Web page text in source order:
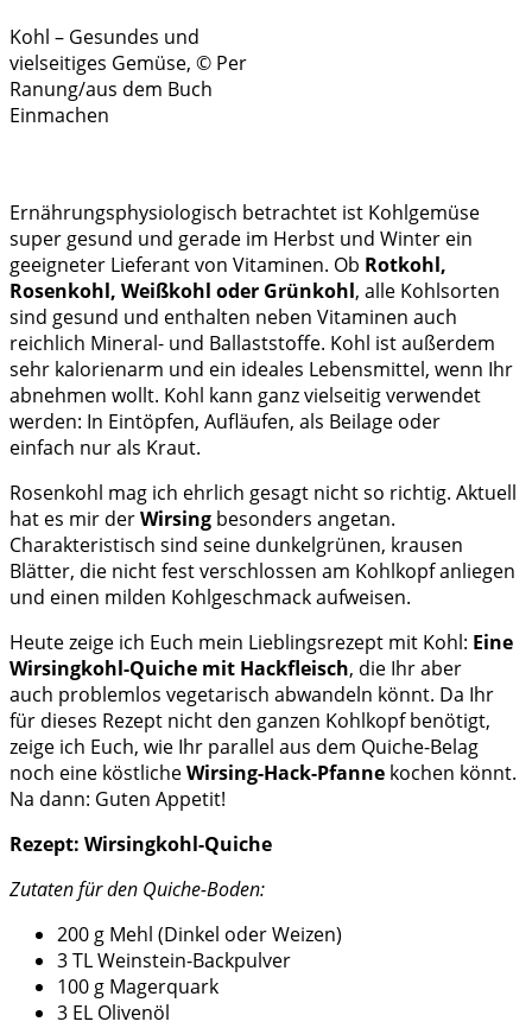
Kohl – Gesundes und
vielseitiges Gemüse, © Per
Ranung/aus dem Buch
Einmachen
Ernährungsphysiologisch betrachtet ist Kohlgemüse
super gesund und gerade im Herbst und Winter ein
geeigneter Lieferant von Vitaminen. Ob Rotkohl,
Rosenkohl, Weißkohl oder Grünkohl, alle Kohlsorten
sind gesund und enthalten neben Vitaminen auch
reichlich Mineral- und Ballaststoffe. Kohl ist außerdem
sehr kalorienarm und ein ideales Lebensmittel, wenn Ihr
abnehmen wollt. Kohl kann ganz vielseitig verwendet
werden: In Eintöpfen, Aufläufen, als Beilage oder
einfach nur als Kraut.
Rosenkohl mag ich ehrlich gesagt nicht so richtig. Aktuell
hat es mir derWirsing besonders angetan.
Charakteristisch sind seine dunkelgrünen, krausen
Blätter, die nicht fest verschlossen am Kohlkopf anliegen
und einen milden Kohlgeschmack aufweisen.
Heute zeige ich Euch mein Lieblingsrezept mit Kohl: Eine
Wirsingkohl-Quiche mit Hackfleisch, die Ihr aber
auch problemlos vegetarisch abwandeln könnt. Da Ihr
für dieses Rezept nicht den ganzen Kohlkopf benötigt,
zeige ich Euch, wie Ihr parallel aus dem Quiche-Belag
noch eine köstlicheWirsing-Hack-Pfanne kochen könnt.
Na dann: Guten Appetit!
Rezept: Wirsingkohl-Quiche
Zutaten für den Quiche-Boden:
200 g Mehl (Dinkel oder Weizen)
3 TL Weinstein-Backpulver
100 g Magerquark
3 EL Olivenöl